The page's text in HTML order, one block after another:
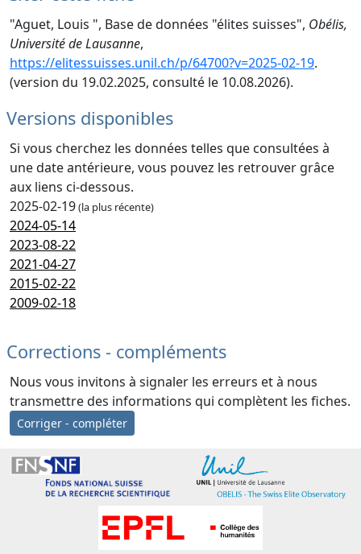
"Aguet, Louis ", Base de données "élites suisses", Obélis,
Université de Lausanne,
https://elitessuisses.unil.ch/p/64700?v=2025-02-19.
(version du 19.02.2025, consulté le 10.08.2026).
Versions disponibles
Si vous cherchez les données telles que consultées à
une date antérieure, vous pouvez les retrouver grâce
aux liens ci-dessous.
2025-02-19(la plus récente)
2024-05-14
2023-08-22
2021-04-27
2015-02-22
2009-02-18
Corrections - compléments
Nous vous invitons à signaler les erreurs et à nous
transmettre des informations qui complètent les fiches.
Corriger - compléter